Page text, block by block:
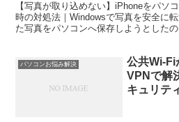
【写真が取り込めない】iPhoneをパソ
時の対処法｜Windowsで写真を安全に
た写真をパソコンへ保存しようとした
パソコンお悩み解決
公共Wi-Fi
VPNで解
キュリテ